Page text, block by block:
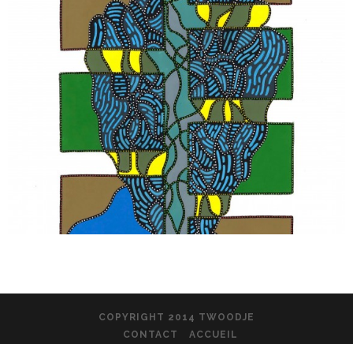
COPYRIGHT 2014 TWOODJE
CONTACT
ACCUEIL